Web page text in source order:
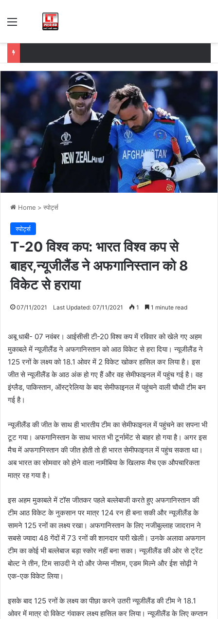
Menu
Home > स्पोर्ट्स
स्पोर्ट्स
T-20 विश्व कप: भारत विश्व कप से
बाहर,न्यूजीलैंड ने अफगानिस्तान को 8
विकेट से हराया
07/11/2021 Last Updated: 07/11/2021 1 1 minute read
अबू धाबी- 07 नवंबर। आईसीसी टी-20 विश्व कप में रविवार को खेले गए अहम
मुकाबले में न्यूजीलैंड ने अफगानिस्तान को आठ विकेट से हरा दिया। न्यूजीलैंड ने
125 रनों के लक्ष्य को 18.1 ओवर में 2 विकेट खोकर हासिल कर लिया है। इस
जीत से न्यूजीलैंड के आठ अंक हो गए हैं और वह सेमीफाइनल में पहुंच गई है। वह
इंग्लैड, पाकिस्तान, ऑस्ट्रेलिया के बाद सेमीफाइनल में पहुंचने वाली चौथी टीम बन
गई है।
न्यूजीलैंड की जीत के साथ ही भारतीय टीम का सेमीफाइनल में पहुंचने का सपना भी
टूट गया। अफगानिस्तान के साथ भारत भी टूर्नामेंट से बाहर हो गया है। अगर इस
मैच में अफगानिस्तान की जीत होती तो ही भारत सेमीफाइनल में पहुंच सकता था।
अब भारत का सोमवार को होने वाला नामीबिया के खिलाफ मैच एक औपचारिकता
मात्र रह गया है।
इस अहम मुकाबले में टॉस जीतकर पहले बल्लेबाजी करते हुए अफगानिस्तान की
टीम आठ विकेट के नुकसान पर मात्र 124 रन ही बना सकी और न्यूजीलैंड के
सामने 125 रनों का लक्ष्य रखा। अफगानिस्तान के लिए नजीबुल्लाह जादरान ने
सबसे ज्यादा 48 गेंदों में 73 रनों की शानदार पारी खेली। उनके अलावा अफगान
टीम का कोई भी बल्लेबाज बड़ा स्कोर नहीं बना सका। न्यूजीलैंड की ओर से ट्रेंट
बोल्ट ने तीन, टिम साउदी ने दो और जेम्स नीशम, एडम मिल्ने और ईश सोढ़ी ने
एक-एक विकेट लिया।
इसके बाद 125 रनों के लक्ष्य का पीछा करने उतरी न्यूजीलैंड की टीम ने 18.1
ओवर में मात्र दो विकेट गंवाकर लक्ष्य हासिल कर लिया। न्यूजीलैंड के लिए कप्तान